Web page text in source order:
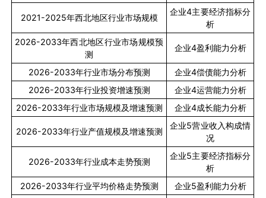
2021-2025年西北地区行业市场规模
企业4主要经济指标分
析
2026-2033年西北地区行业市场规模预
测
企业4盈利能力分析
2026-2033年行业市场分布预测 企业4偿债能力分析
2026-2033年行业投资增速预测 企业4运营能力分析
2026-2033年行业市场规模及增速预测 企业4成长能力分析
2026-2033年行业产值规模及增速预测
企业5营业收入构成情
况
2026-2033年行业成本走势预测
企业5主要经济指标分
析
2026-2033年行业平均价格走势预测 企业5盈利能力分析